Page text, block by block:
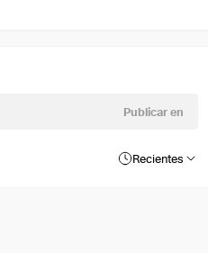
Publicar en
Recientes